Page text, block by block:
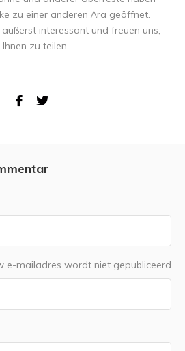
zu einer anderen Ära geöffnet.
interessant und freuen uns,
zu teilen.
e-mailadres wordt niet gepubliceerd